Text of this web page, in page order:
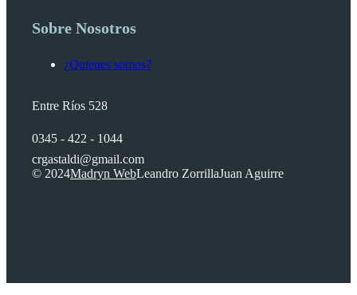
Sobre Nosotros
¿Quienes somos?
Entre Ríos 528
0345 - 422 - 1044
crgastaldi@gmail.com
© 2024Madryn WebLeandro ZorrillaJuan Aguirre